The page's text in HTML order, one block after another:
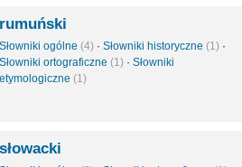
rumuński
Słowniki ogólne (4) · Słowniki historyczne (1) ·
Słowniki ortograficzne (1) · Słowniki
etymologiczne (1)
słowacki